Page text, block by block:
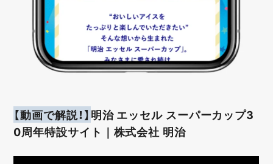
【動画で解説！】明治 エッセル スーパーカップ3
0周年特設サイト｜株式会社 明治